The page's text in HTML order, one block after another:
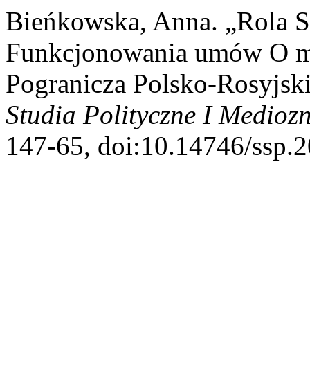
Bieńkowska, Anna. „Rola
Funkcjonowania umów O
Pogranicza Polsko-
Studia Polityczne I
147-65, doi:10.14746/